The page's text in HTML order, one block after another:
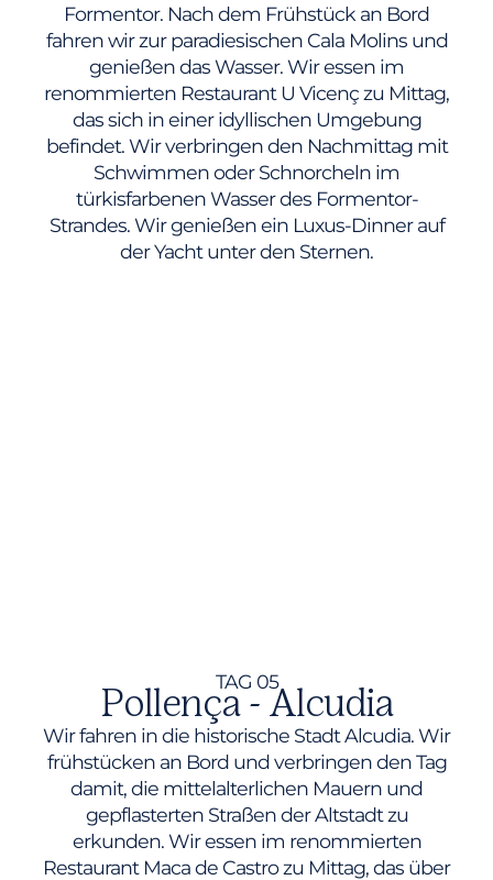
Formentor. Nach dem Frühstück an Bord
fahren wir zur paradiesischen Cala Molins und
genießen das Wasser. Wir essen im
renommierten Restaurant U Vicenç zu Mittag,
das sich in einer idyllischen Umgebung
befindet. Wir verbringen den Nachmittag mit
Schwimmen oder Schnorcheln im
türkisfarbenen Wasser des Formentor-
Strandes. Wir genießen ein Luxus-Dinner auf
der Yacht unter den Sternen.
TAG 05
Pollença - Alcudia
Wir fahren in die historische Stadt Alcudia. Wir
frühstücken an Bord und verbringen den Tag
damit, die mittelalterlichen Mauern und
gepflasterten Straßen der Altstadt zu
erkunden. Wir essen im renommierten
Restaurant Maca de Castro zu Mittag, das über